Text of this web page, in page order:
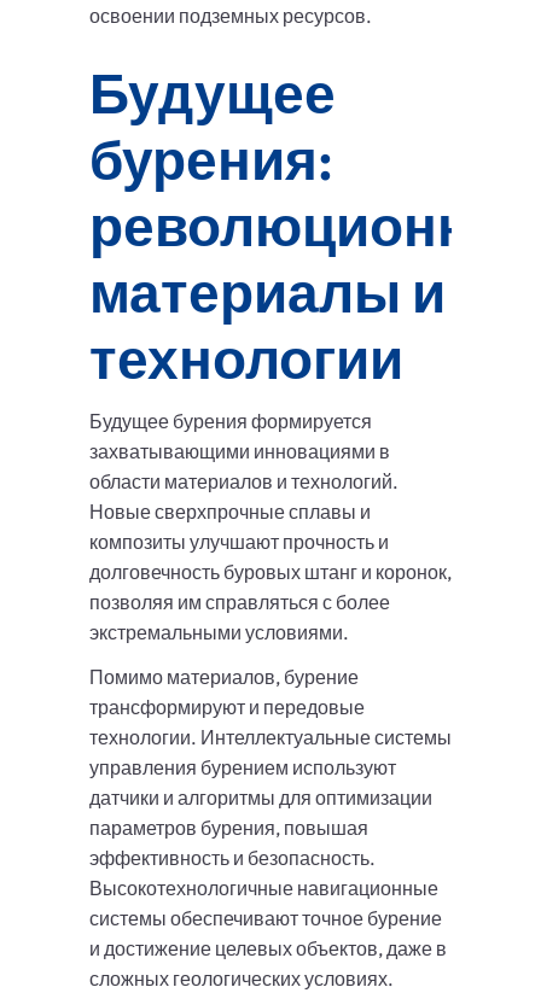
освоении подземных ресурсов.
Будущее
бурения:
материалы и
технологии
Будущее бурения формируется
захватывающими инновациями в
области материалов и технологий.
Новые сверхпрочные сплавы и
композиты улучшают прочность и
долговечность буровых штанг и коронок,
позволяя им справляться с более
экстремальными условиями.
Помимо материалов, бурение
трансформируют и передовые
технологии. Интеллектуальные системы
управления бурением используют
датчики и алгоритмы для оптимизации
параметров бурения, повышая
эффективность и безопасность.
Высокотехнологичные навигационные
системы обеспечивают точное бурение
и достижение целевых объектов, даже в
сложных геологических условиях.